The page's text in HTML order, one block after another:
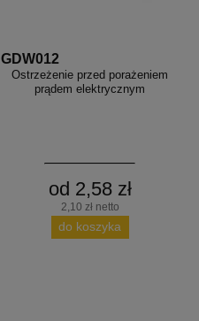
GDW012
Ostrzeżenie przed porażeniem
prądem elektrycznym
od 2,58 zł
2,10 zł netto
do koszyka